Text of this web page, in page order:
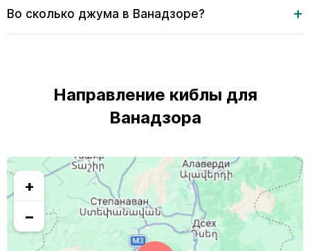
Во сколько джума в Ванадзоре?
Направление киблы для
Ванадзора
+
−